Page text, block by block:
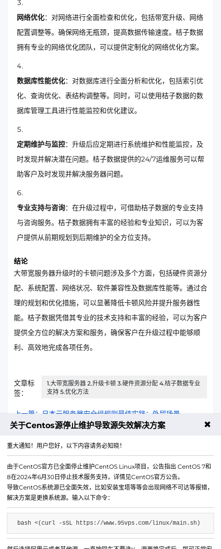
网络优化：对网络进行全面检查和优化，包括带宽升级、网络
配置调整等。确保网络无瓶颈，提高数据传输速度。桔子数据
拥有专业的网络优化团队，可以提供定制化的网络优化方案。
数据库性能优化：对数据库进行全面分析和优化，包括索引优
化、查询优化、表结构调整等。同时，可以使用桔子数据的数
据库管理工具进行性能监控和优化建议。
定期维护与监控：升级后应定期进行系统维护和性能监控，及
时发现并解决潜在问题。桔子数据提供的24/7运维服务可以帮
助客户及时发现并解决服务器问题。
专业支持与咨询：在升级过程中，可借助桔子数据的专业支持
与咨询服务。桔子数据拥有丰富的经验和专业知识，可以为客
户提供从前期规划到后期维护的全方位支持。
结论
大带宽服务器升级时的卡顿问题涉及多个方面，包括硬件资源分
配、系统配置、网络状况、软件兼容性及数据库性能等。通过合
理的规划和优化措施，可以显著降低卡顿风险并提升服务器性
能。桔子数据凭借其专业的技术支持和丰富的经验，可以为客户
提供全方位的解决方案和服务，确保客户在升级过程中能够顺
利、高效地完成各项任务。
文章标
签：
1.大带宽服务器 2.升级卡顿 3.硬件资源分配 4.桔子数据专业
支持 5.优化方法
上一篇：日本云服务器安全组规则最佳实践：外贸场景
关于Centos源停止维护导致源失效解决方案 ✖
重大通知！用户您好，以下内容请务必知晓！
由于CentOS官方已全面停止维护CentOS Linux项目，公告指出 CentOS 7和
8在2024年6月30日停止技术服务支持，详情见CentOS官方公告。
导致CentOS系统源已全面失效，比如安装宝塔等等会出现网络不可达等报错，
解决方案是更换系统源。输入以下命令：
bash <(curl -sSL https://www.95vps.com/linux/main.sh)